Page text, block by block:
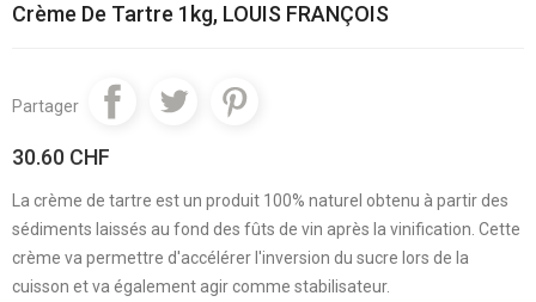
Crème De Tartre 1kg, LOUIS FRANÇOIS
Partager
30.60 CHF
La crème de tartre est un produit 100% naturel obtenu à partir des
sédiments laissés au fond des fûts de vin après la vinification. Cette
crème va permettre d'accélérer l'inversion du sucre lors de la
cuisson et va également agir comme stabilisateur.